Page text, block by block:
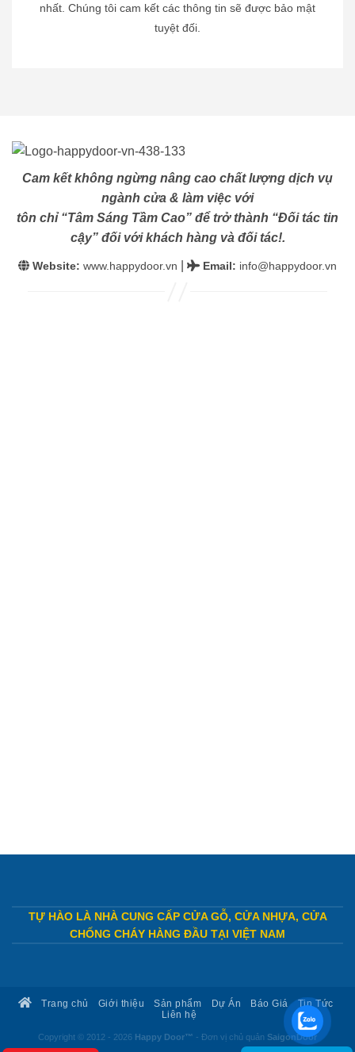
nhất. Chúng tôi cam kết các thông tin sẽ được bảo mật
tuyệt đối.
Cam kết không ngừng nâng cao chất lượng dịch vụ
ngành cửa & làm việc với
tôn chỉ “Tâm Sáng Tầm Cao” để trở thành “Đối tác tin
cậy” đối với khách hàng và đối tác!.
Website: www.happydoor.vn Email: info@happydoor.vn
TỰ HÀO LÀ NHÀ CUNG CẤP CỬA GỖ, CỬA NHỰA, CỬA
CHỐNG CHÁY HÀNG ĐẦU TẠI VIỆT NAM
Trang chủ Giới thiệu Sản phẩm Dự Án Báo Giá
Tin Tức
Liên hệ
Copyright © 2012 - 2026 Happy Door™ - Đơn vị chủ quản SaigonDoor